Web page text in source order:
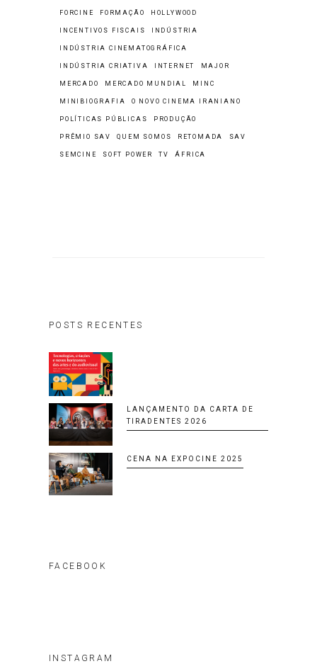
FORCINE FORMAÇÃO HOLLYWOOD
INCENTIVOS FISCAIS INDÚSTRIA
INDÚSTRIA CINEMATOGRÁFICA
INDÚSTRIA CRIATIVA INTERNET MAJOR
MERCADO MERCADO MUNDIAL MINC
MINIBIOGRAFIA O NOVO CINEMA IRANIANO
POLÍTICAS PÚBLICAS PRODUÇÃO
PRÊMIO SAV QUEM SOMOS RETOMADA SAV
SEMCINE SOFT POWER TV ÁFRICA
POSTS RECENTES
LANÇAMENTO DA CARTA DE
TIRADENTES 2026
CENA NA EXPOCINE 2025
FACEBOOK
INSTAGRAM